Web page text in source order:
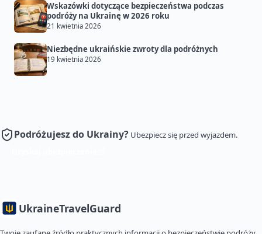
Wskazówki dotyczące bezpieczeństwa podczas
podróży na Ukrainę w 2026 roku
21 kwietnia 2026
Niezbędne ukraińskie zwroty dla podróżnych
19 kwietnia 2026
Podróżujesz do Ukrainy? Ubezpiecz się przed wyjazdem.
UkraineTravelGuard